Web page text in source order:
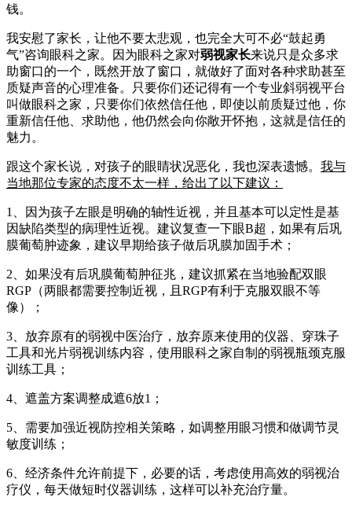
钱。
我安慰了家长，让他不要太悲观，也完全大可不必“鼓起勇
气”咨询眼科之家。因为眼科之家对弱视家长来说只是众多求
助窗口的一个，既然开放了窗口，就做好了面对各种求助甚至
质疑声音的心理准备。只要你们还记得有一个专业斜弱视平台
叫做眼科之家，只要你们依然信任他，即使以前质疑过他，你
重新信任他、求助他，他仍然会向你敞开怀抱，这就是信任的
魅力。
跟这个家长说，对孩子的眼睛状况恶化，我也深表遗憾。 我与
当地那位专家的态度不太一样，给出了以下建议：
1、因为孩子左眼是明确的轴性近视，并且基本可以定性是基
因缺陷类型的病理性近视。建议复查一下眼B超，如果有后巩
膜葡萄肿迹象，建议早期给孩子做后巩膜加固手术；
2、如果没有后巩膜葡萄肿征兆，建议抓紧在当地验配双眼
RGP（两眼都需要控制近视，且RGP有利于克服双眼不等
像）；
3、放弃原有的弱视中医治疗，放弃原来使用的仪器、穿珠子
工具和光片弱视训练内容，使用眼科之家自制的弱视瓶颈克服
训练工具；
4、遮盖方案调整成遮6放1；
5、需要加强近视防控相关策略，如调整用眼习惯和做调节灵
敏度训练；
6、经济条件允许前提下，必要的话，考虑使用高效的弱视治
疗仪，每天做短时仪器训练，这样可以补充治疗量。